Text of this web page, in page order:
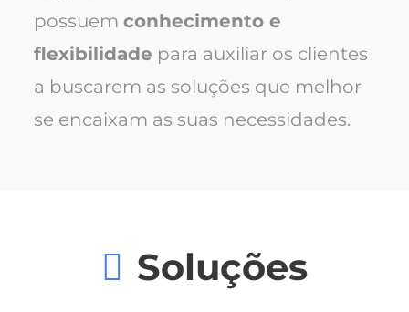
possuem conhecimento e
flexibilidade para auxiliar os clientes
a buscarem as soluções que melhor
se encaixam as suas necessidades.
Soluções